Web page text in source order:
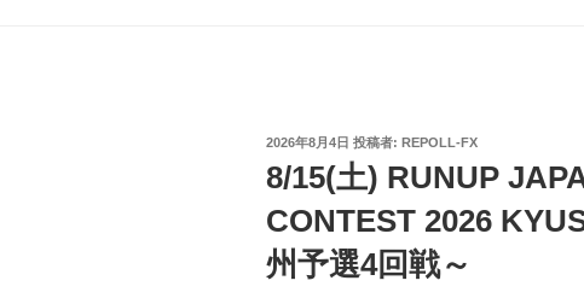
投
日:
2026年8月4日 投稿者: REPOLL-FX
8/15(土) RUNUP
CONTEST 2026
州予選4回戦～